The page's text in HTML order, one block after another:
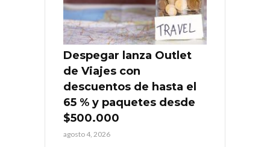
Despegar lanza Outlet
de Viajes con
descuentos de hasta el
65 % y paquetes desde
$500.000
agosto 4, 2026